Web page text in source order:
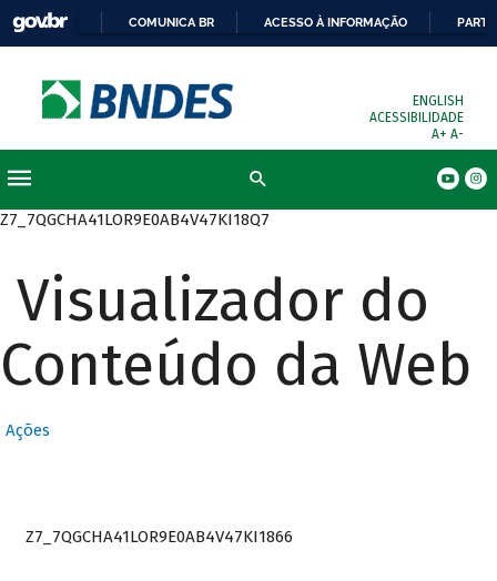
COMUNICA BR ACESSO À INFORMAÇÃO
ENGLISH
ACESSIBILIDADE
A+ A-
Z7_7QGCHA41LOR9E0AB4V47KI18Q7
Visualizador do
Conteúdo da Web
Ações
Z7_7QGCHA41LOR9E0AB4V47KI1866